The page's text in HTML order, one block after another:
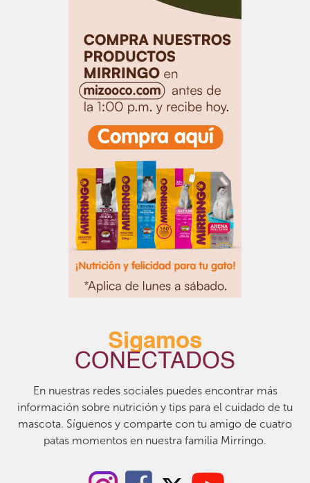
Sigamos
CONECTADOS
En nuestras redes sociales puedes encontrar más
información sobre nutrición y tips para el cuidado de tu
mascota. Síguenos y comparte con tu amigo de cuatro
patas momentos en nuestra familia Mirringo.